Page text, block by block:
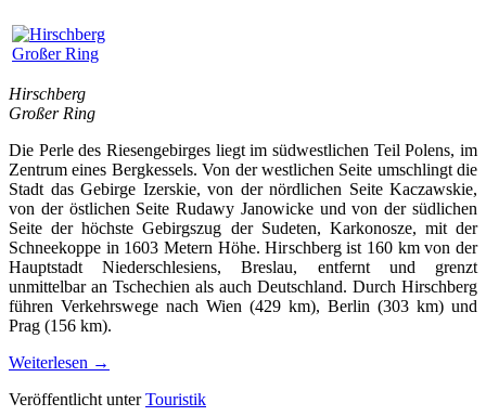
Hirschberg
Großer Ring
Die Perle des Riesengebirges liegt im südwestlichen Teil Polens, im
Zentrum eines Bergkessels. Von der westlichen Seite umschlingt die
Stadt das Gebirge Izerskie, von der nördlichen Seite Kaczawskie,
von der östlichen Seite Rudawy Janowicke und von der südlichen
Seite der höchste Gebirgszug der Sudeten, Karkonosze, mit der
Schneekoppe in 1603 Metern Höhe. Hirschberg ist 160 km von der
Hauptstadt Niederschlesiens, Breslau, entfernt und grenzt
unmittelbar an Tschechien als auch Deutschland. Durch Hirschberg
führen Verkehrswege nach Wien (429 km), Berlin (303 km) und
Prag (156 km).
Weiterlesen →
Veröffentlicht unter Touristik